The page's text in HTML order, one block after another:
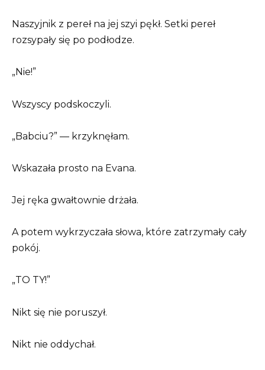
Naszyjnik z pereł na jej szyi pękł. Setki pereł
rozsypały się po podłodze.
„Nie!”
Wszyscy podskoczyli.
„Babciu?” — krzyknęłam.
Wskazała prosto na Evana.
Jej ręka gwałtownie drżała.
A potem wykrzyczała słowa, które zatrzymały cały
pokój.
„TO TY!”
Nikt się nie poruszył.
Nikt nie oddychał.